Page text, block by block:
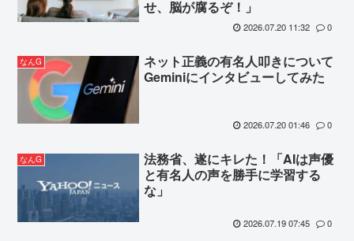
せ、脳が腐るぞ！」
2026.07.20 11:32 0
なんG
ネット正義の有名人叩きについて
Geminiにインタビューしてみた
2026.07.20 01:46 0
なんG
法務省、遂にキレた！「AIは声優
と有名人の声を勝手に学習する
な」
2026.07.19 07:45 0